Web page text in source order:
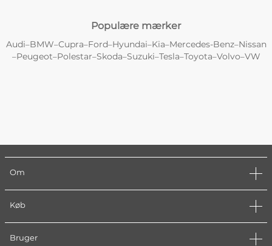
Populære mærker
Audi–BMW–Cupra–Ford–Hyundai–Kia–Mercedes-Benz–Nissan
–Peugeot–Polestar–Skoda–Suzuki–Tesla–Toyota–Volvo–VW
Om
Køb
Bruger